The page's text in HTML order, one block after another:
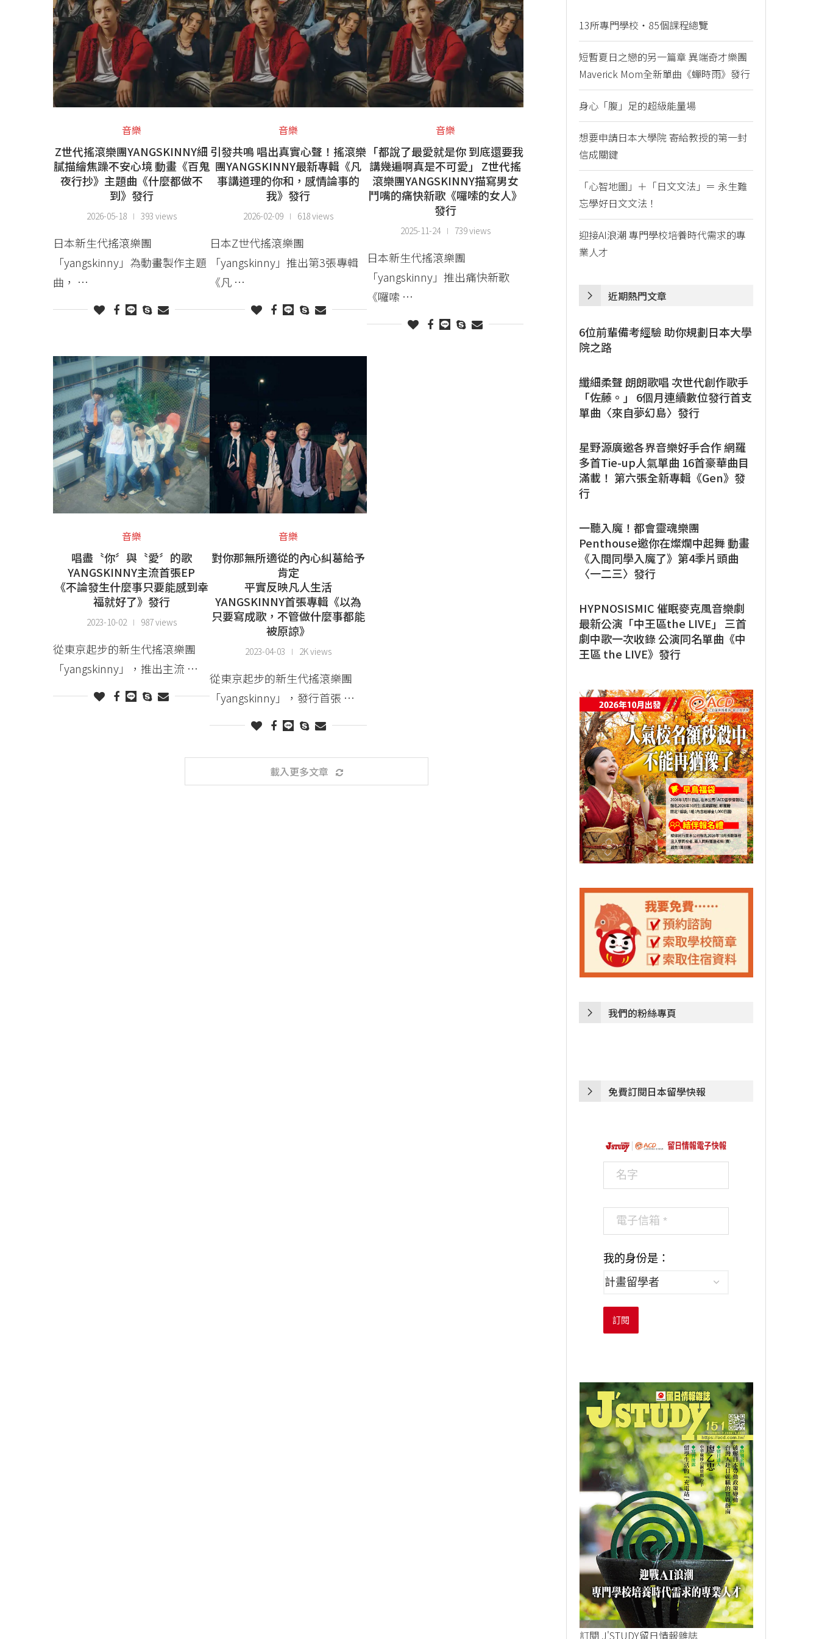
音樂
Z世代搖滾樂團YANGSKINNY細
膩描繪焦躁不安心境 動畫《百鬼
夜行抄》主題曲《什麼都做不
到》發行
2026-05-18 393 views
日本新生代搖滾樂團
「yangskinny」為動畫製作主題
曲， …
音樂
引發共鳴 唱出真實心聲！搖滾樂
團YANGSKINNY最新專輯《凡
事講道理的你和，感情論事的
我》發行
2026-02-09 618 views
日本Z世代搖滾樂團
「yangskinny」推出第3張專輯
《凡 …
音樂
「都說了最愛就是你 到底還要我
講幾遍啊真是不可愛」 Z世代搖
滾樂團YANGSKINNY描寫男女
鬥嘴的痛快新歌《囉嗦的女人》
發行
2025-11-24 739 views
日本新生代搖滾樂團
「yangskinny」推出痛快新歌
《囉嗦 …
音樂
唱盡〝你〞與〝愛〞的歌
YANGSKINNY主流首張EP
《不論發生什麼事只要能感到幸
福就好了》發行
2023-10-02 987 views
從東京起步的新生代搖滾樂團
「yangskinny」，推出主流 …
音樂
對你那無所適從的內心糾葛給予
肯定
平實反映凡人生活
YANGSKINNY首張專輯《以為
只要寫成歌，不管做什麼事都能
被原諒》
2023-04-03 2K views
從東京起步的新生代搖滾樂團
「yangskinny」，發行首張 …
載入更多文章
13所專門學校・85個課程總覽
短暫夏日之戀的另一篇章 異端奇才樂團
Maverick Mom全新單曲《蟬時雨》發行
身心「腹」足的超級能量場
想要申請日本大學院 寄給教授的第一封
信成關鍵
「心智地圖」＋「日文文法」＝ 永生難
忘學好日文文法！
迎接AI浪潮 專門學校培養時代需求的專
業人才
近期熱門文章
6位前輩備考經驗 助你規劃日本大學
院之路
纖細柔聲 朗朗歌唱 次世代創作歌手
「佐藤。」 6個月連續數位發行首支
單曲〈來自夢幻島〉發行
星野源廣邀各界音樂好手合作 網羅
多首Tie-up人氣單曲 16首豪華曲目
滿載！ 第六張全新專輯《Gen》發
行
一聽入魔！都會靈魂樂團
Penthouse邀你在燦爛中起舞 動畫
《入間同學入魔了》第4季片頭曲
〈一二三〉發行
HYPNOSISMIC 催眠麥克風音樂劇
最新公演「中王區the LIVE」 三首
劇中歌一次收錄 公演同名單曲《中
王區 the LIVE》發行
我們的粉絲專頁
免費訂閱日本留學快報
我的身份是：
訂閱
訂閱 J'STUDY留日情報雜誌